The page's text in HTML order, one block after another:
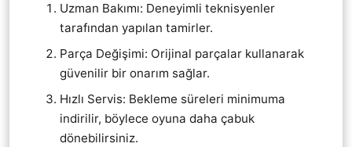
Uzman Bakımı: Deneyimli teknisyenler
tarafından yapılan tamirler.
Parça Değişimi: Orijinal parçalar kullanarak
güvenilir bir onarım sağlar.
Hızlı Servis: Bekleme süreleri minimuma
indirilir, böylece oyuna daha çabuk
dönebilirsiniz.